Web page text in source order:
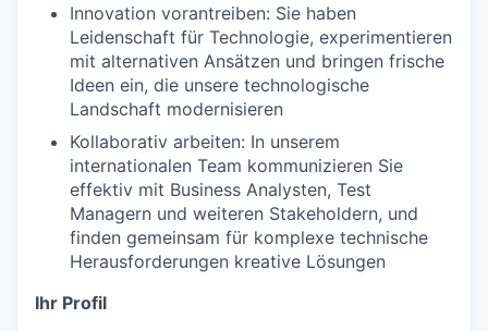
Innovation vorantreiben: Sie haben
Leidenschaft für Technologie, experimentieren
mit alternativen Ansätzen und bringen frische
Ideen ein, die unsere technologische
Landschaft modernisieren
Kollaborativ arbeiten: In unserem
internationalen Team kommunizieren Sie
effektiv mit Business Analysten, Test
Managern und weiteren Stakeholdern, und
finden gemeinsam für komplexe technische
Herausforderungen kreative Lösungen
Ihr Profil